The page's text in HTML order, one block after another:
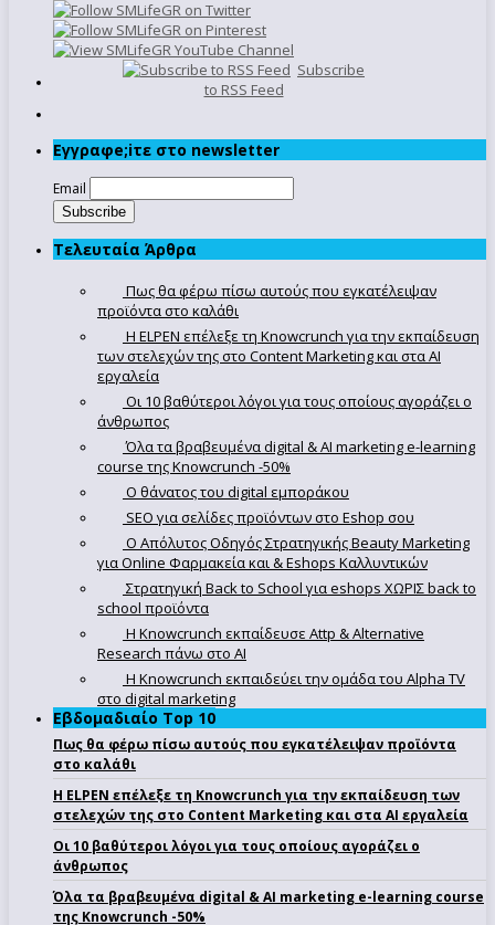
Subscribe
to RSS Feed
Εγγραφe;iτε στο newsletter
Email
Τελευταία Άρθρα
Πως θα φέρω πίσω αυτούς που εγκατέλειψαν
προϊόντα στο καλάθι
Η ELPEN επέλεξε τη Knowcrunch για την εκπαίδευση
των στελεχών της στο Content Marketing και στα AI
εργαλεία
Οι 10 βαθύτεροι λόγοι για τους οποίους αγοράζει ο
άνθρωπος
Όλα τα βραβευμένα digital & AI marketing e-learning
course της Knowcrunch -50%
Ο θάνατος του digital εμποράκου
SEO για σελίδες προϊόντων στο Eshop σου
Ο Απόλυτoς Οδηγός Στρατηγικής Beauty Marketing
για Online Φαρμακεία και & Eshops Καλλυντικών
Στρατηγική Back to School για eshops ΧΩΡΙΣ back to
school προϊόντα
Η Knowcrunch εκπαίδευσε Attp & Alternative
Research πάνω στο ΑΙ
Η Knowcrunch εκπαιδεύει την ομάδα του Alpha TV
στο digital marketing
Εβδομαδιαίο Top 10
Πως θα φέρω πίσω αυτούς που εγκατέλειψαν προϊόντα
στο καλάθι
Η ELPEN επέλεξε τη Knowcrunch για την εκπαίδευση των
στελεχών της στο Content Marketing και στα AI εργαλεία
Οι 10 βαθύτεροι λόγοι για τους οποίους αγοράζει ο
άνθρωπος
Όλα τα βραβευμένα digital & AI marketing e-learning course
της Knowcrunch -50%